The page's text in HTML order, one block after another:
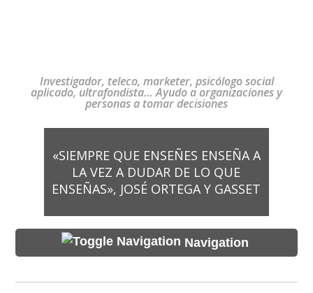
Investigador, teleco, marketer, psicólogo social
aplicado, ultrafondista… Ayudo a organizaciones y
personas a tomar decisiones
«SIEMPRE QUE ENSEÑES ENSEÑA A
LA VEZ A DUDAR DE LO QUE
ENSEÑAS», JOSÉ ORTEGA Y GASSET
Navigation